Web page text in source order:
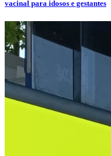
vacinal para idosos e gestantes